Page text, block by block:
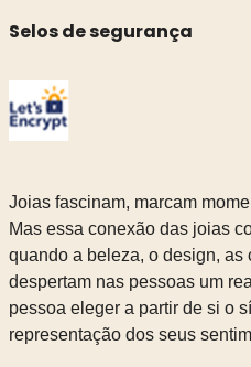
Selos de segurança
Joias fascinam, marcam
Mas essa conexão das joias
quando a beleza, o design, as
despertam nas pessoas um
pessoa eleger a partir de si o
representação dos seus